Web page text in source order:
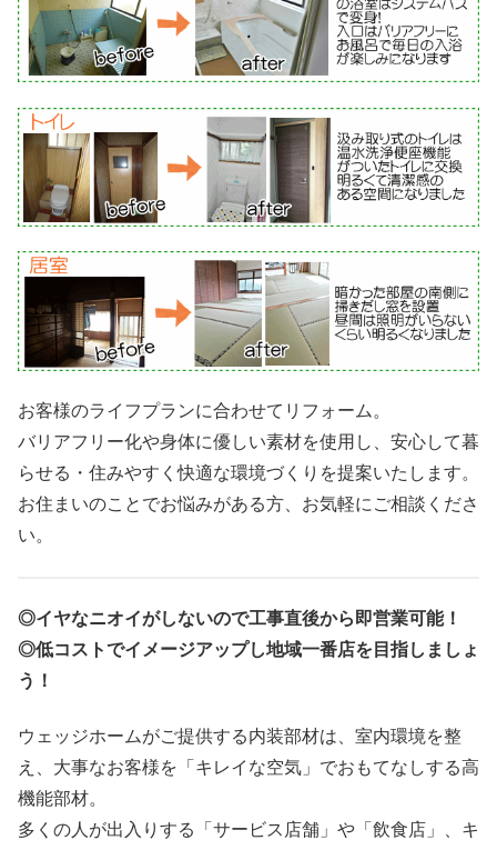
お客様のライフプランに合わせてリフォーム。
バリアフリー化や身体に優しい素材を使用し、安心して暮
らせる・住みやすく快適な環境づくりを提案いたします。
お住まいのことでお悩みがある方、お気軽にご相談くださ
い。
◎イヤなニオイがしないので工事直後から即営業可能！
◎低コストでイメージアップし地域一番店を目指しましょ
う！
ウェッジホームがご提供する内装部材は、室内環境を整
え、大事なお客様を「キレイな空気」でおもてなしする高
機能部材。
多くの人が出入りする「サービス店舗」や「飲食店」、キ